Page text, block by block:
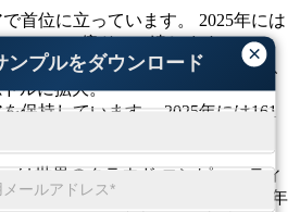
×
ンプルをダウンロード
首位に立っています。 2025年には
でに1,328億ドルに達します。
アを確保。 2025年には253億ドル、
ドルに拡大。
保持しています。 2025年には161
715億ドルに増加します。
は世界のクラウド コンピューティ
2024 年には 514 億米ドル、2025 年